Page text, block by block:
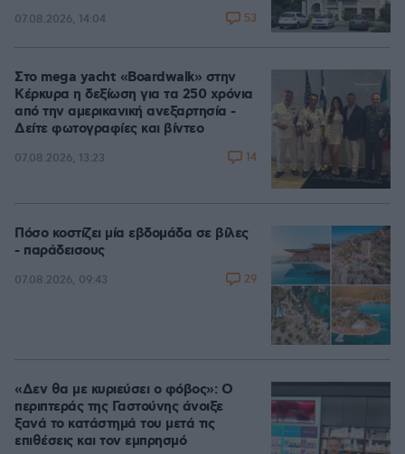
07.08.2026, 14:04 53
Στο mega yacht «Boardwalk» στην
Κέρκυρα η δεξίωση για τα 250 χρόνια
από την αμερικανική ανεξαρτησία -
Δείτε φωτογραφίες και βίντεο
07.08.2026, 13:23 14
Πόσο κοστίζει μία εβδομάδα σε βίλες
- παράδεισους
07.08.2026, 09:43 29
«Δεν θα με κυριεύσει ο φόβος»: Ο
περιπτεράς της Γαστούνης άνοιξε
ξανά το κατάστημά του μετά τις
επιθέσεις και τον εμπρησμό